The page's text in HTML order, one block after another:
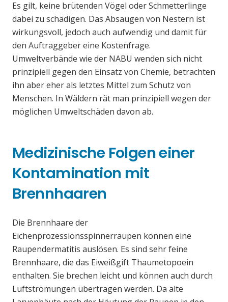
Es gilt, keine brütenden Vögel oder Schmetterlinge
dabei zu schädigen. Das Absaugen von Nestern ist
wirkungsvoll, jedoch auch aufwendig und damit für
den Auftraggeber eine Kostenfrage.
Umweltverbände wie der NABU wenden sich nicht
prinzipiell gegen den Einsatz von Chemie, betrachten
ihn aber eher als letztes Mittel zum Schutz von
Menschen. In Wäldern rät man prinzipiell wegen der
möglichen Umweltschäden davon ab.
Medizinische Folgen einer
Kontamination mit
Brennhaaren
Die Brennhaare der
Eichenprozessionsspinnerraupen können eine
Raupendermatitis auslösen. Es sind sehr feine
Brennhaare, die das Eiweißgift Thaumetopoein
enthalten. Sie brechen leicht und können auch durch
Luftströmungen übertragen werden. Da alte